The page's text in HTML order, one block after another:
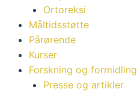
Ortoreksi
Måltidsstøtte
Pårørende
Kurser
Forskning og formidling
Presse og artikler